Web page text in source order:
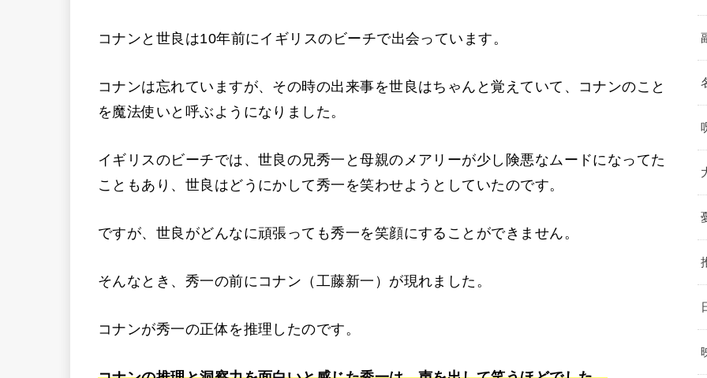
コナンと世良は10年前にイギリスのビーチで出会っています。
コナンは忘れていますが、その時の出来事を世良はちゃんと覚えていて、コナンのこと
を魔法使いと呼ぶようになりました。
イギリスのビーチでは、世良の兄秀一と母親のメアリーが少し険悪なムードになってた
こともあり、世良はどうにかして秀一を笑わせようとしていたのです。
ですが、世良がどんなに頑張っても秀一を笑顔にすることができません。
そんなとき、秀一の前にコナン（工藤新一）が現れました。
コナンが秀一の正体を推理したのです。